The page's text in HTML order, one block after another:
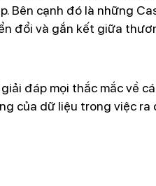
Bên cạnh đó là những
đổi và gắn kết giữa
đáp mọi thắc mắc về
của dữ liệu trong việc ra